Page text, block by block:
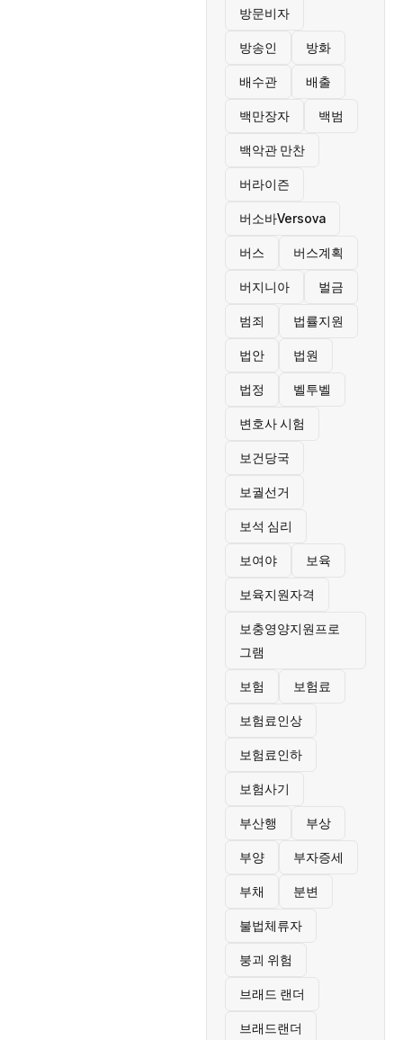
방문비자
방송인 방화
배수관 배출
백만장자 백범
백악관 만찬
버라이즌
버소바Versova
버스 버스계획
버지니아 벌금
범죄 법률지원
법안 법원
법정 벨투벨
변호사 시험
보건당국
보궐선거
보석 심리
보여야 보육
보육지원자격
보충영양지원프로
그램
보험 보험료
보험료인상
보험료인하
보험사기
부산행 부상
부양 부자증세
부채 분변
불법체류자
붕괴 위험
브래드 랜더
브래드랜더